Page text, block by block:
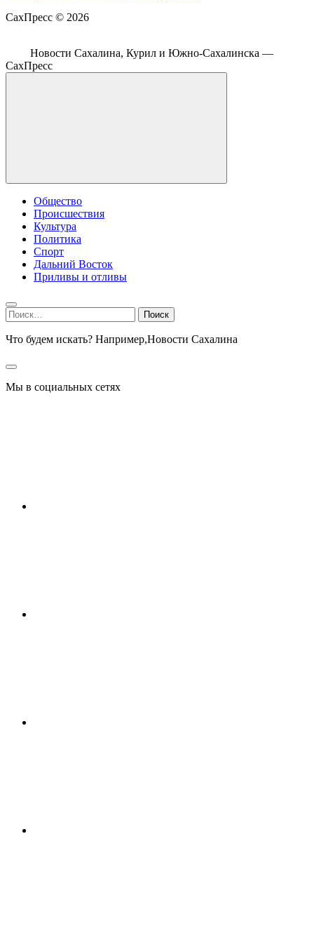
СахПресс © 2026
Новости Сахалина, Курил и Южно-Сахалинска —
СахПресс
Общество
Происшествия
Культура
Политика
Спорт
Дальний Восток
Приливы и отливы
Найти:
Что будем искать? Например,Новости Сахалина
Мы в социальных сетях